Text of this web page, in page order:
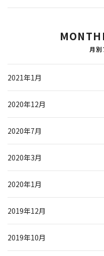
月
2021年1月
2020年12月
2020年7月
2020年3月
2020年1月
2019年12月
2019年10月